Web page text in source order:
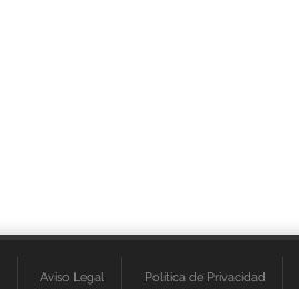
Aviso Legal Política de Privacidad